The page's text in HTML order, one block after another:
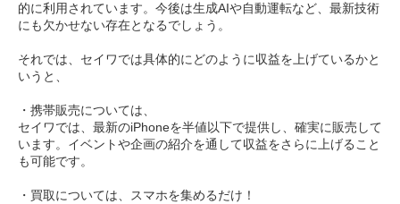
的に利用されています。今後は生成AIや自動運転など、最新技術
にも欠かせない存在となるでしょう。
それでは、セイワでは具体的にどのように収益を上げているかと
いうと、
・携帯販売については、
セイワでは、最新のiPhoneを半値以下で提供し、確実に販売して
います。イベントや企画の紹介を通して収益をさらに上げること
も可能です。
・買取については、スマホを集めるだけ！